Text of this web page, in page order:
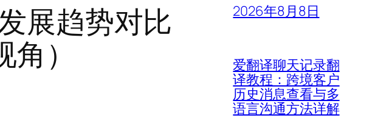
展趋势对比
）
2026年8月8日
爱翻译聊天记录翻
译教程：跨境客户
历史消息查看与多
语言沟通方法详解